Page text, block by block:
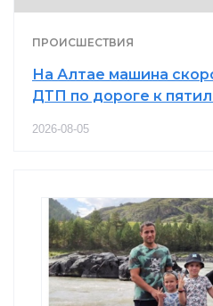
ПРОИСШЕСТВИЯ
На Алтае машина
ДТП по дороге к
2026-08-05